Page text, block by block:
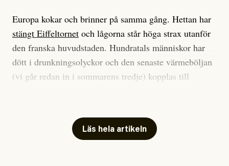
Europa kokar och brinner på samma gång. Hettan har
stängt Eiffeltornet och lågorna står höga strax utanför
den franska huvudstaden. Hundratals människor har
dött i drunkningsolyckor och den senaste värmeböljan
(vi går redan in i sommarens tredje) kopplas till
Har du också panik i hettan? Känns det som en
mardröm? Bra, allt annat vore fullständigt orimligt.
Läs hela artikeln